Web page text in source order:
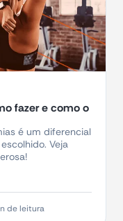
fazer e como o
é um diferencial
Veja
de leitura